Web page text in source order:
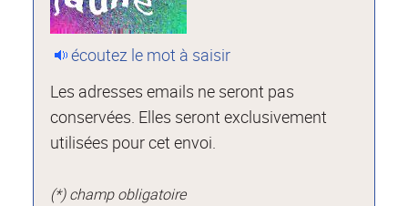
écoutez le mot à saisir
Les adresses emails ne seront pas
conservées. Elles seront exclusivement
utilisées pour cet envoi.
(*) champ obligatoire